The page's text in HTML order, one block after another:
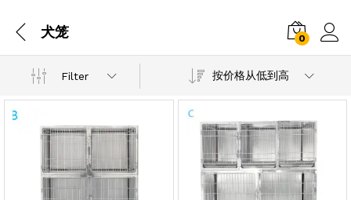
犬笼 0
Filter 按价格从低到高